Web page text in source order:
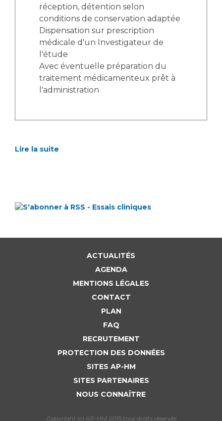
Qualité
Nos indicateurs qualité et de sécurité des soins
Protection des données
Les recherches en santé à l’AP-HM
réception, détention selon
conditions de conservation adaptée
Dispensation sur prescription
médicale d'un Investigateur de
l'étude
Avec éventuelle préparation du
traitement médicamenteux prêt à
l'administration
Lire la suite
ACTUALITÉS
AGENDA
MENTIONS LÉGALES
CONTACT
PLAN
FAQ
RECRUTEMENT
PROTECTION DES DONNÉES
SITES AP-HM
SITES PARTENAIRES
NOUS CONNAÎTRE
Copyright (c) AP-HM 2015 tous droits reservés